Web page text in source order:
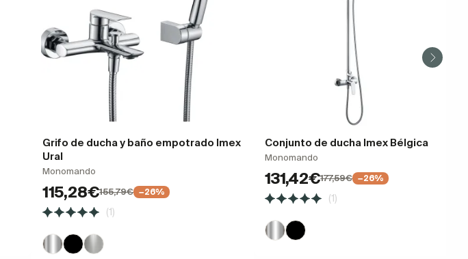
Grifo de ducha y baño empotrado Imex
Ural
Monomando
115,28€155,79€ −26%
(1)
Conjunto de ducha Imex Bélgica
Monomando
131,42€177,59€ −26%
(1)